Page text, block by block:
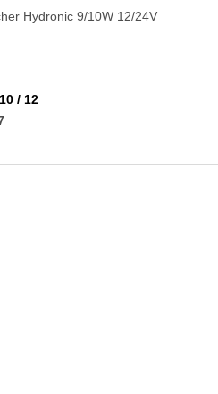
Hydronic 9/10W 12/24V
/ 12